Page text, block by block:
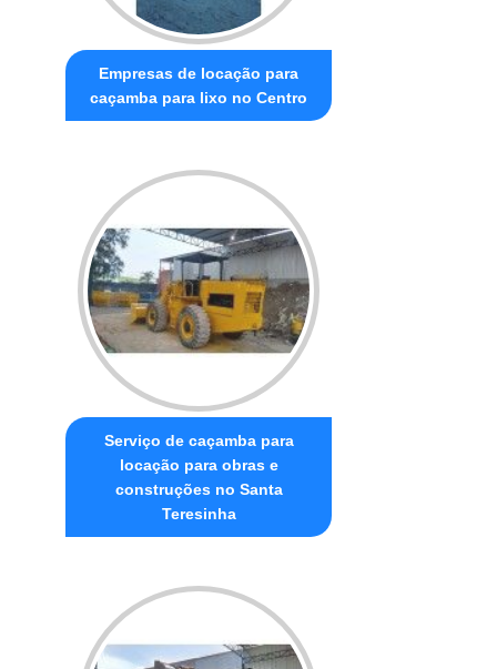
Empresas de locação para
caçamba para lixo no Centro
Serviço de caçamba para
locação para obras e
construções no Santa
Teresinha